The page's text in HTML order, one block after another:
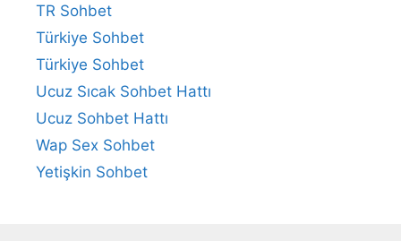
TR Sohbet
Türkiye Sohbet
Türkiye Sohbet
Ucuz Sıcak Sohbet Hattı
Ucuz Sohbet Hattı
Wap Sex Sohbet
Yetişkin Sohbet